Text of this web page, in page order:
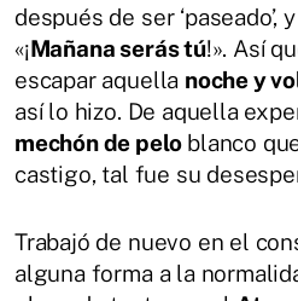
después de ser
«¡Mañana serás tú!». Así
escapar aquella noche y
así lo hizo. De aquella
mechón de peloblanco
castigo, tal fue su
Trabajó de nuevo en el
alguna forma a la